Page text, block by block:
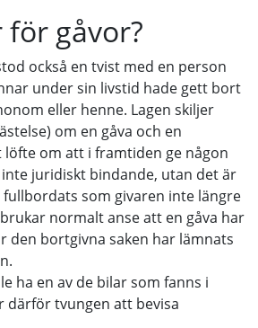
för gåvor?
också en tvist med en person
under sin livstid hade gett bort
eller henne. Lagen skiljer
om en gåva och en
löfte om att i framtiden ge någon
juridiskt bindande, utan det är
som givaren inte längre
normalt anse att en gåva har
den bortgivna saken har lämnats
ha en av de bilar som fanns i
därför tvungen att bevisa